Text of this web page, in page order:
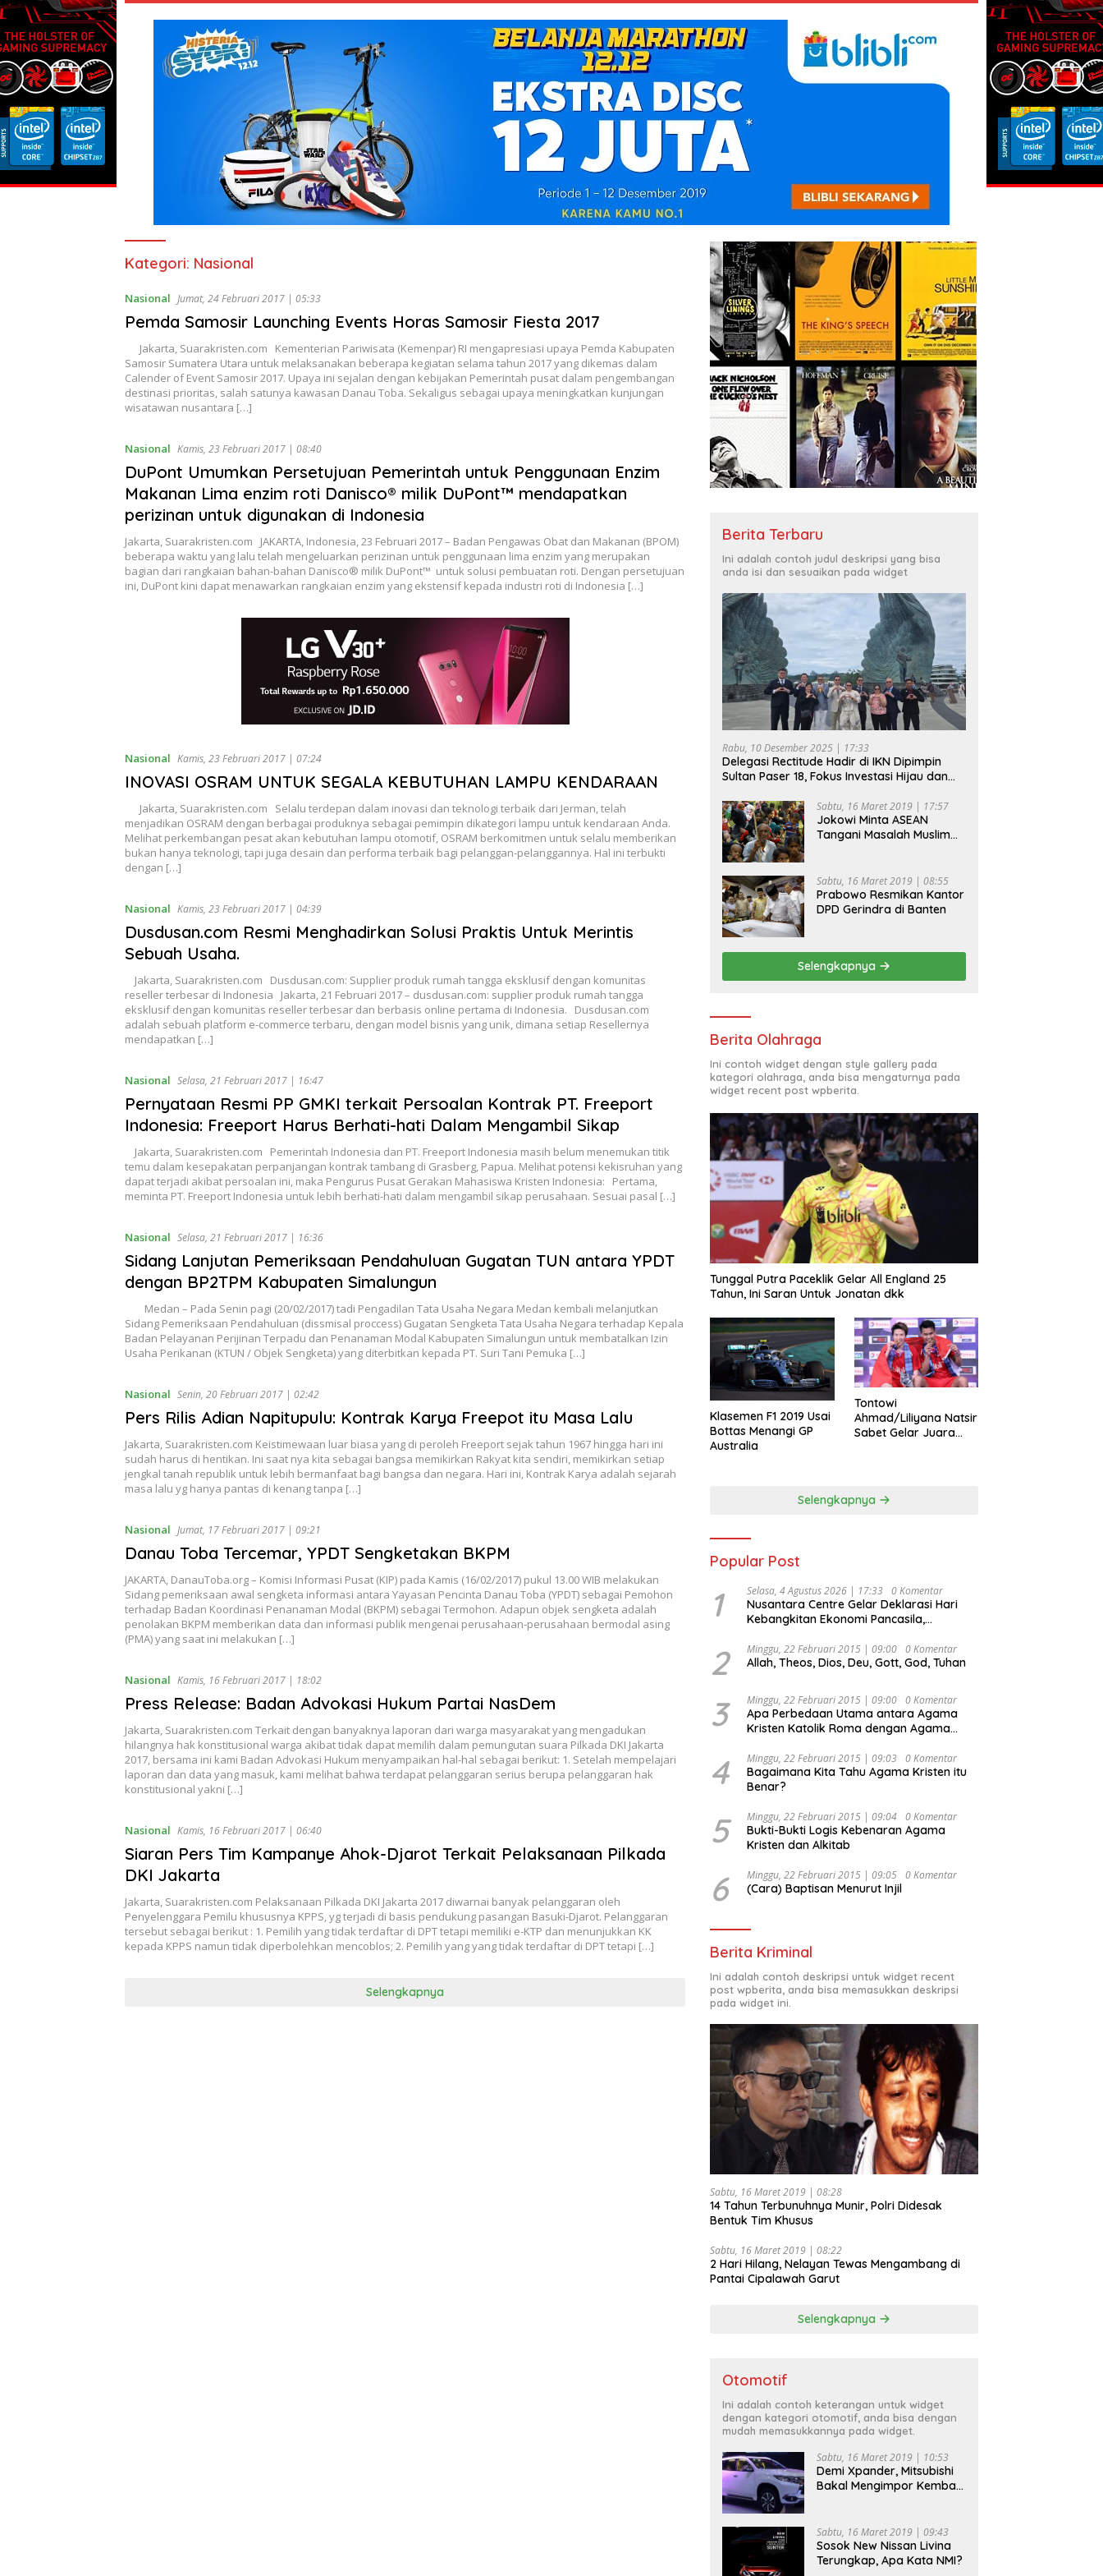
Kategori: Nasional
Nasional Jumat, 24 Februari 2017 | 05:33
Pemda Samosir Launching Events Horas Samosir Fiesta 2017
Jakarta, Suarakristen.com Kementerian Pariwisata (Kemenpar) RI mengapresiasi upaya Pemda Kabupaten
Samosir Sumatera Utara untuk melaksanakan beberapa kegiatan selama tahun 2017 yang dikemas dalam
Calender of Event Samosir 2017. Upaya ini sejalan dengan kebijakan Pemerintah pusat dalam pengembangan
destinasi prioritas, salah satunya kawasan Danau Toba. Sekaligus sebagai upaya meningkatkan kunjungan
wisatawan nusantara […]
Nasional Kamis, 23 Februari 2017 | 08:40
DuPont Umumkan Persetujuan Pemerintah untuk Penggunaan Enzim
Makanan Lima enzim roti Danisco® milik DuPont™ mendapatkan
perizinan untuk digunakan di Indonesia
Jakarta, Suarakristen.com JAKARTA, Indonesia, 23 Februari 2017 – Badan Pengawas Obat dan Makanan (BPOM)
beberapa waktu yang lalu telah mengeluarkan perizinan untuk penggunaan lima enzim yang merupakan
bagian dari rangkaian bahan-bahan Danisco® milik DuPont™ untuk solusi pembuatan roti. Dengan persetujuan
ini, DuPont kini dapat menawarkan rangkaian enzim yang ekstensif kepada industri roti di Indonesia […]
Nasional Kamis, 23 Februari 2017 | 07:24
INOVASI OSRAM UNTUK SEGALA KEBUTUHAN LAMPU KENDARAAN
Jakarta, Suarakristen.com Selalu terdepan dalam inovasi dan teknologi terbaik dari Jerman, telah
menjadikan OSRAM dengan berbagai produknya sebagai pemimpin dikategori lampu untuk kendaraan Anda.
Melihat perkembangan pesat akan kebutuhan lampu otomotif, OSRAM berkomitmen untuk selalu memberikan
bukan hanya teknologi, tapi juga desain dan performa terbaik bagi pelanggan-pelanggannya. Hal ini terbukti
dengan […]
Nasional Kamis, 23 Februari 2017 | 04:39
Dusdusan.com Resmi Menghadirkan Solusi Praktis Untuk Merintis
Sebuah Usaha.
Jakarta, Suarakristen.com Dusdusan.com: Supplier produk rumah tangga eksklusif dengan komunitas
reseller terbesar di Indonesia Jakarta, 21 Februari 2017 – dusdusan.com: supplier produk rumah tangga
eksklusif dengan komunitas reseller terbesar dan berbasis online pertama di Indonesia. Dusdusan.com
adalah sebuah platform e-commerce terbaru, dengan model bisnis yang unik, dimana setiap Resellernya
mendapatkan […]
Nasional Selasa, 21 Februari 2017 | 16:47
Pernyataan Resmi PP GMKI terkait Persoalan Kontrak PT. Freeport
Indonesia: Freeport Harus Berhati-hati Dalam Mengambil Sikap
Jakarta, Suarakristen.com Pemerintah Indonesia dan PT. Freeport Indonesia masih belum menemukan titik
temu dalam kesepakatan perpanjangan kontrak tambang di Grasberg, Papua. Melihat potensi kekisruhan yang
dapat terjadi akibat persoalan ini, maka Pengurus Pusat Gerakan Mahasiswa Kristen Indonesia: Pertama,
meminta PT. Freeport Indonesia untuk lebih berhati-hati dalam mengambil sikap perusahaan. Sesuai pasal […]
Nasional Selasa, 21 Februari 2017 | 16:36
Sidang Lanjutan Pemeriksaan Pendahuluan Gugatan TUN antara YPDT
dengan BP2TPM Kabupaten Simalungun
Medan – Pada Senin pagi (20/02/2017) tadi Pengadilan Tata Usaha Negara Medan kembali melanjutkan
Sidang Pemeriksaan Pendahuluan (dissmisal proccess) Gugatan Sengketa Tata Usaha Negara terhadap Kepala
Badan Pelayanan Perijinan Terpadu dan Penanaman Modal Kabupaten Simalungun untuk membatalkan Izin
Usaha Perikanan (KTUN / Objek Sengketa) yang diterbitkan kepada PT. Suri Tani Pemuka […]
Nasional Senin, 20 Februari 2017 | 02:42
Pers Rilis Adian Napitupulu: Kontrak Karya Freepot itu Masa Lalu
Jakarta, Suarakristen.com Keistimewaan luar biasa yang di peroleh Freeport sejak tahun 1967 hingga hari ini
sudah harus di hentikan. Ini saat nya kita sebagai bangsa memikirkan Rakyat kita sendiri, memikirkan setiap
jengkal tanah republik untuk lebih bermanfaat bagi bangsa dan negara. Hari ini, Kontrak Karya adalah sejarah
masa lalu yg hanya pantas di kenang tanpa […]
Nasional Jumat, 17 Februari 2017 | 09:21
Danau Toba Tercemar, YPDT Sengketakan BKPM
JAKARTA, DanauToba.org – Komisi Informasi Pusat (KIP) pada Kamis (16/02/2017) pukul 13.00 WIB melakukan
Sidang pemeriksaan awal sengketa informasi antara Yayasan Pencinta Danau Toba (YPDT) sebagai Pemohon
terhadap Badan Koordinasi Penanaman Modal (BKPM) sebagai Termohon. Adapun objek sengketa adalah
penolakan BKPM memberikan data dan informasi publik mengenai perusahaan-perusahaan bermodal asing
(PMA) yang saat ini melakukan […]
Nasional Kamis, 16 Februari 2017 | 18:02
Press Release: Badan Advokasi Hukum Partai NasDem
Jakarta, Suarakristen.com Terkait dengan banyaknya laporan dari warga masyarakat yang mengadukan
hilangnya hak konstitusional warga akibat tidak dapat memilih dalam pemungutan suara Pilkada DKI Jakarta
2017, bersama ini kami Badan Advokasi Hukum menyampaikan hal-hal sebagai berikut: 1. Setelah mempelajari
laporan dan data yang masuk, kami melihat bahwa terdapat pelanggaran serius berupa pelanggaran hak
konstitusional yakni […]
Nasional Kamis, 16 Februari 2017 | 06:40
Siaran Pers Tim Kampanye Ahok-Djarot Terkait Pelaksanaan Pilkada
DKI Jakarta
Jakarta, Suarakristen.com Pelaksanaan Pilkada DKI Jakarta 2017 diwarnai banyak pelanggaran oleh
Penyelenggara Pemilu khususnya KPPS, yg terjadi di basis pendukung pasangan Basuki-Djarot. Pelanggaran
tersebut sebagai berikut : 1. Pemilih yang tidak terdaftar di DPT tetapi memiliki e-KTP dan menunjukkan KK
kepada KPPS namun tidak diperbolehkan mencoblos; 2. Pemilih yang yang tidak terdaftar di DPT tetapi […]
Selengkapnya
Berita Terbaru
Ini adalah contoh judul deskripsi yang bisa
anda isi dan sesuaikan pada widget
Rabu, 10 Desember 2025 | 17:33
Delegasi Rectitude Hadir di IKN Dipimpin
Sultan Paser 18, Fokus Investasi Hijau dan
Sabtu, 16 Maret 2019 | 17:57
Jokowi Minta ASEAN
Tangani Masalah Muslim
Sabtu, 16 Maret 2019 | 08:55
Prabowo Resmikan Kantor
DPD Gerindra di Banten
Selengkapnya
Berita Olahraga
Ini contoh widget dengan style gallery pada
kategori olahraga, anda bisa mengaturnya pada
widget recent post wpberita.
Tunggal Putra Paceklik Gelar All England 25
Tahun, Ini Saran Untuk Jonatan dkk
Klasemen F1 2019 Usai
Bottas Menangi GP
Australia
Tontowi
Ahmad/Liliyana Natsir
Sabet Gelar Juara
Selengkapnya
Popular Post
1 Selasa, 4 Agustus 2026 | 17:33 0 Komentar
Nusantara Centre Gelar Deklarasi Hari
Kebangkitan Ekonomi Pancasila,
Djojohadikusumo Anti Penjajahan
(Pergolakan Ekonomi Politik Indonesia) &
Undang Perekonomian Nasional dan
Kesejahteraan Sosial dalam Menata
Bangsa Menuju Indonesia Emas 2045”,
2 Minggu, 22 Februari 2015 | 09:00 0 Komentar
Allah, Theos, Dios, Deu, Gott, God, Tuhan
3 Minggu, 22 Februari 2015 | 09:00 0 Komentar
Apa Perbedaan Utama antara Agama
Kristen Katolik Roma dengan Agama
4 Minggu, 22 Februari 2015 | 09:03 0 Komentar
Bagaimana Kita Tahu Agama Kristen itu
Benar?
5 Minggu, 22 Februari 2015 | 09:04 0 Komentar
Bukti-Bukti Logis Kebenaran Agama
Kristen dan Alkitab
6 Minggu, 22 Februari 2015 | 09:05 0 Komentar
(Cara) Baptisan Menurut Injil
Berita Kriminal
Ini adalah contoh deskripsi untuk widget recent
post wpberita, anda bisa memasukkan deskripsi
pada widget ini.
Sabtu, 16 Maret 2019 | 08:28
14 Tahun Terbunuhnya Munir, Polri Didesak
Bentuk Tim Khusus
Sabtu, 16 Maret 2019 | 08:22
2 Hari Hilang, Nelayan Tewas Mengambang di
Pantai Cipalawah Garut
Selengkapnya
Otomotif
Ini adalah contoh keterangan untuk widget
dengan kategori otomotif, anda bisa dengan
mudah memasukkannya pada widget.
Sabtu, 16 Maret 2019 | 10:53
Demi Xpander, Mitsubishi
Bakal Mengimpor Kembali
Sabtu, 16 Maret 2019 | 09:43
Sosok New Nissan Livina
Terungkap, Apa Kata NMI?